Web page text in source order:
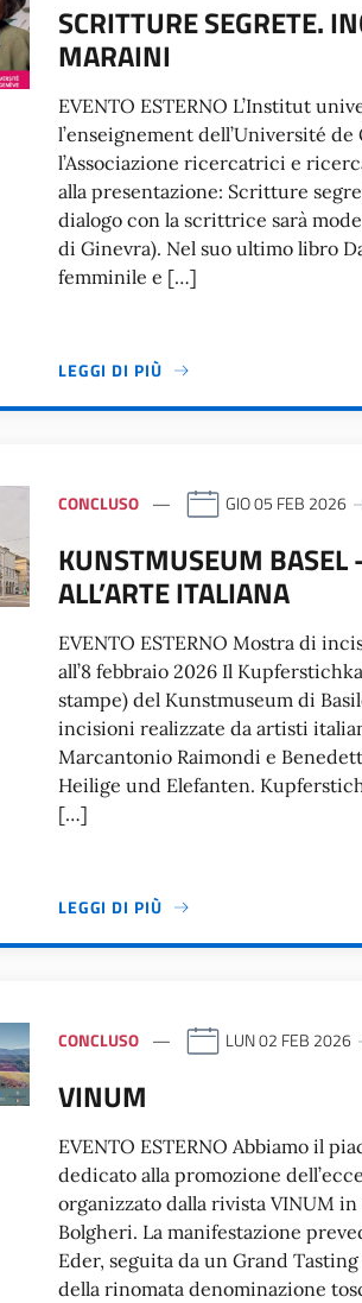
SCRITTURE SEGRETE.
MARAINI
EVENTO ESTERNO L’Institut
l’enseignement dell’Université
l’Associazione ricercatrici e
alla presentazione: Scritture
dialogo con la scrittrice sarà
di Ginevra). Nel suo ultimo libro
femminile e […]
LEGGI DI PIÙ
CONCLUSO GIO 05 FEB 2026
KUNSTMUSEUM BASEL
ALL’ARTE ITALIANA
EVENTO ESTERNO Mostra di
all’8 febbraio 2026 Il
stampe) del Kunstmuseum di
incisioni realizzate da artisti
Marcantonio Raimondi e
Heilige und Elefanten.
[…]
LEGGI DI PIÙ
CONCLUSO LUN 02 FEB 2026
VINUM
EVENTO ESTERNO Abbiamo il
dedicato alla promozione
organizzato dalla rivista VINUM
Bolgheri. La manifestazione
Eder, seguita da un Grand
della rinomata denominazione